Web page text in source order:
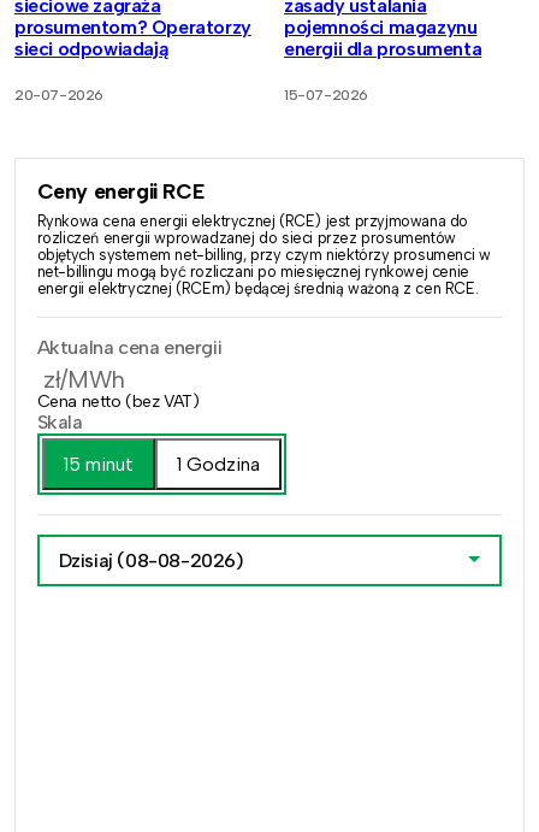
sieciowe zagraża
prosumentom? Operatorzy
sieci odpowiadają
20-07-2026
zasady ustalania
pojemności magazynu
energii dla prosumenta
15-07-2026
Ceny energii RCE
Rynkowa cena energii elektrycznej (RCE) jest przyjmowana do
rozliczeń energii wprowadzanej do sieci przez prosumentów
objętych systemem net-billing, przy czym niektórzy prosumenci w
net-billingu mogą być rozliczani po miesięcznej rynkowej cenie
energii elektrycznej (RCEm) będącej średnią ważoną z cen RCE.
Aktualna cena energii
zł/MWh
Cena netto (bez VAT)
Skala
15 minut
1 Godzina
Dzisiaj (08-08-2026)